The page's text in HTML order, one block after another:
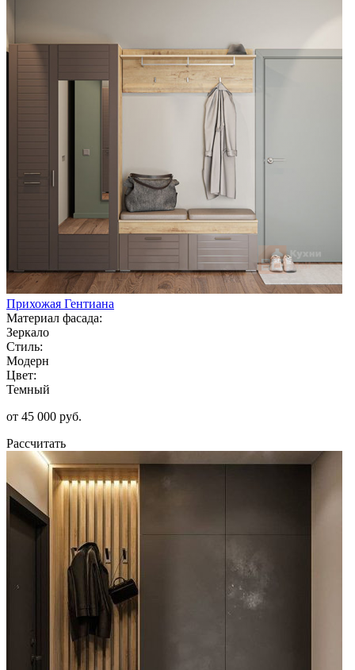
Прихожая Гентиана
Материал фасада:
Зеркало
Стиль:
Модерн
Цвет:
Темный
от 45 000 руб.
Рассчитать